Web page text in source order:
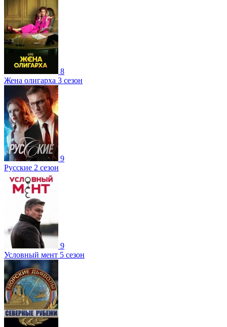
8
Жена олигарха 3 сезон
9
Русские 2 сезон
9
Условный мент 5 сезон